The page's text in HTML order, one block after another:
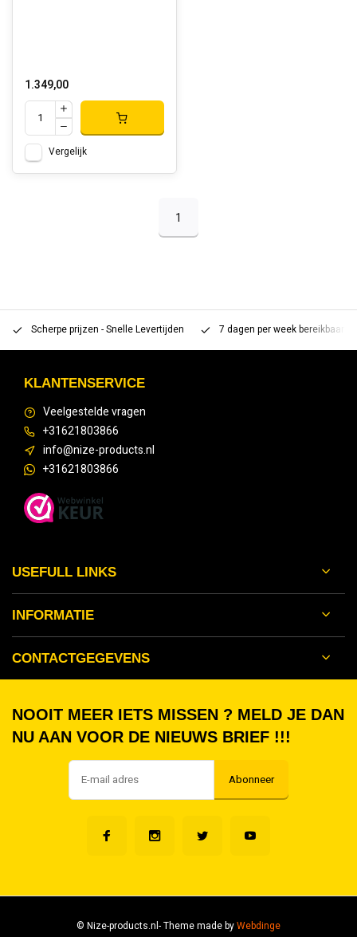
1.349,00
Vergelijk
1
Scherpe prijzen - Snelle Levertijden 7 dagen per week bereikbaar
KLANTENSERVICE
Veelgestelde vragen
+31621803866
info@nize-products.nl
+31621803866
USEFULL LINKS
INFORMATIE
CONTACTGEGEVENS
NOOIT MEER IETS MISSEN ? MELD JE DAN
NU AAN VOOR DE NIEUWS BRIEF !!!
Abonneer
© Nize-products.nl- Theme made byWebdinge